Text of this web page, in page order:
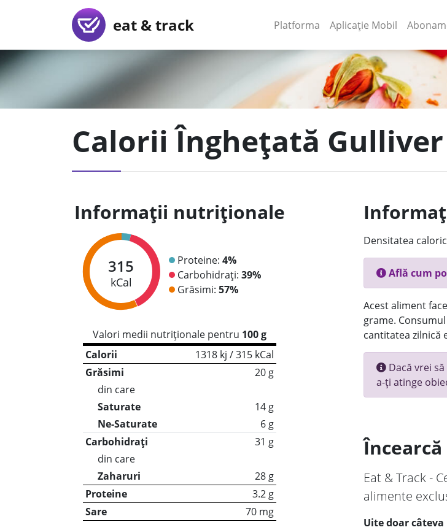
eat & track Platforma (current)
Aplicație Mobil (current)
Calorii Înghețată
Informații nutriționale
315
kCal
Proteine: 4%
Carbohidrați: 39%
Grăsimi: 57%
Valori medii nutriționale pentru 100 g
Calorii
1318 kj / 315 kCal
Grăsimi
20 g
din care
Saturate
14 g
Ne-Saturate
6 g
Carbohidrați
31 g
din care
Zaharuri
28 g
Proteine
3.2 g
Sare
70 mg
Densitatea
Află cum
Acest aliment
grame.
cantitatea zilnică
Dacă vrei
a-ți atinge
Eat & Track -
alimente
Uite doar